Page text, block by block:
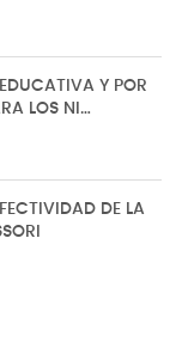
Y POR
LOS NI…
DE LA